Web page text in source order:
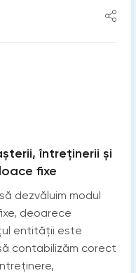
întreținerii și
fixe
dezvăluim modul
deoarece
entității este
contabilizăm corect